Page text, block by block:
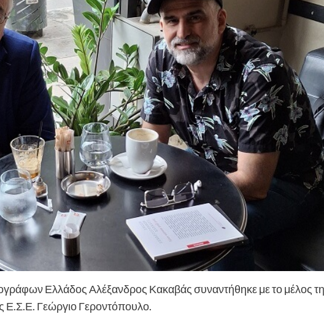
Ελλάδος Αλέξανδρος Κακαβάς συναντήθηκε με το μέλος
Ε.Σ.Ε. Γεώργιο Γεροντόπουλο.